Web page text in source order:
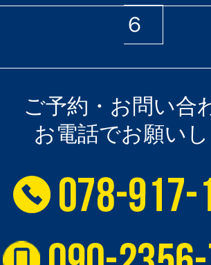
６
ご予約・お問い合
お電話でお願い